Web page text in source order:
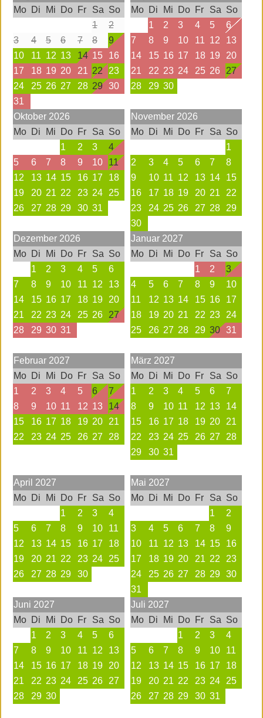
Mo Di Mi Do Fr Sa So
1
2
3
4 5 6 7 8
9
10
11 12 13 14 15
16
17
18 19 20 21 22
23
24
25 26 27 28 29 30
31
Mo Di Mi Do Fr Sa So
1
2 3 4 5
6
7
8 9 10 11 12
13
14
15 16 17 18 19
20
21
22 23 24 25 26
27
28
29 30
Oktober 2026
Mo Di Mi Do Fr Sa So
1
2 3
4
5
6 7 8 9 10
11
12
13 14 15 16 17
18
19
20 21 22 23 24
25
26
27 28 29 30 31
November 2026
Mo Di Mi Do Fr Sa So
1
2
3 4 5 6 7
8
9
10 11 12 13 14
15
16
17 18 19 20 21
22
23
24 25 26 27 28
29
30
Dezember 2026
Mo Di Mi Do Fr Sa So
1
2 3 4 5
6
7
8 9 10 11 12
13
14
15 16 17 18 19
20
21
22 23 24 25 26
27
28
29 30 31
Januar 2027
Mo Di Mi Do Fr Sa So
1
2
3
4
5 6 7 8 9
10
11
12 13 14 15 16
17
18
19 20 21 22 23
24
25
26 27 28 29 30 31
Februar 2027
Mo Di Mi Do Fr Sa So
1
2 3 4 5 6
7
8
9 10 11 12 13
14
15
16 17 18 19 20
21
22
23 24 25 26 27 28
März 2027
Mo Di Mi Do Fr Sa So
1
2 3 4 5 6
7
8
9 10 11 12 13
14
15
16 17 18 19 20
21
22
23 24 25 26 27
28
29
30 31
April 2027
Mo Di Mi Do Fr Sa So
1
2 3
4
5
6 7 8 9 10
11
12
13 14 15 16 17
18
19
20 21 22 23 24
25
26
27 28 29 30
Mai 2027
Mo Di Mi Do Fr Sa So
1
2
3
4 5 6 7 8
9
10
11 12 13 14 15
16
17
18 19 20 21 22
23
24
25 26 27 28 29 30
31
Juni 2027
Mo Di Mi Do Fr Sa So
1
2 3 4 5
6
7
8 9 10 11 12
13
14
15 16 17 18 19
20
21
22 23 24 25 26
27
28
29 30
Juli 2027
Mo Di Mi Do Fr Sa So
1
2 3
4
5
6 7 8 9 10
11
12
13 14 15 16 17
18
19
20 21 22 23 24
25
26
27 28 29 30 31